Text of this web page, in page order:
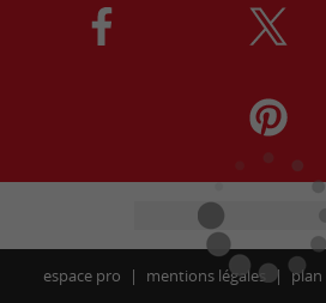
espace pro mentions légales plan